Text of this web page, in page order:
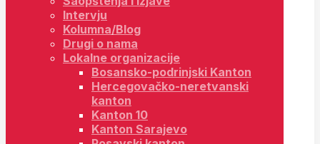
Intervju
Kolumna/Blog
Drugi o nama
Lokalne organizacije
Bosansko-podrinjski Kanton
Hercegovačko-neretvanski
kanton
Kanton 10
Kanton Sarajevo